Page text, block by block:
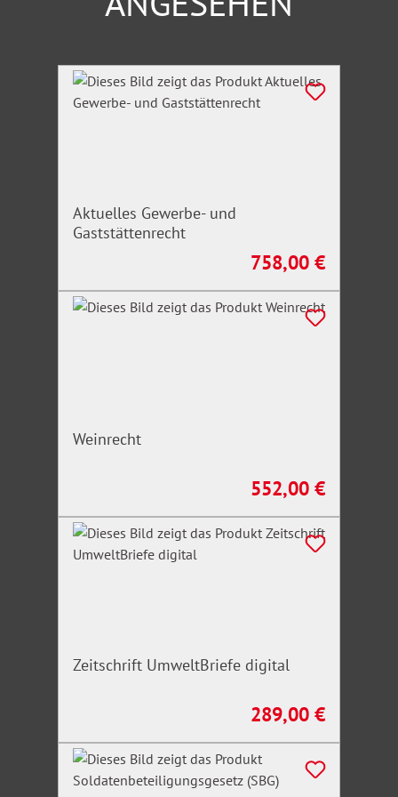
Produktgalerie überspringen
Aktuelles Gewerbe- und
Gaststättenrecht
Regulärer Preis:
758,00 €
Weinrecht
Regulärer Preis:
552,00 €
Zeitschrift UmweltBriefe digital
Regulärer Preis:
289,00 €